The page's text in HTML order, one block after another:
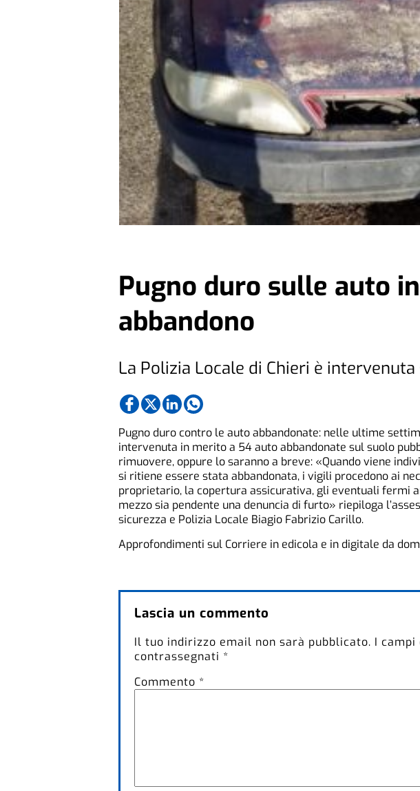
Pugno duro sulle auto
abbandono
La Polizia Locale di Chieri è intervenuta
Pugno duro contro le auto abbandonate: nelle ultime
intervenuta in merito a 54 auto abbandonate sul suolo
rimuovere, oppure lo saranno a breve: «Quando viene
si ritiene essere stata abbandonata, i vigili procedono ai
proprietario, la copertura assicurativa, gli eventuali fermi
mezzo sia pendente una denuncia di furto» riepiloga
sicurezza e Polizia Locale Biagio Fabrizio Carillo.
Approfondimenti sul Corriere in edicola e in digitale da
Lascia un commento
Il tuo indirizzo email non sarà pubblicato. I
contrassegnati *
Commento *